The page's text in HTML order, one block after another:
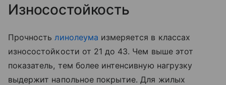
Износостойкость
Прочность линолеума измеряется в классах
износостойкости от 21 до 43. Чем выше этот
показатель, тем более интенсивную нагрузку
выдержит напольное покрытие. Для жилых